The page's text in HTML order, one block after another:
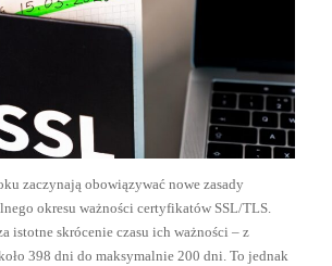
zaczynają obowiązywać nowe zasady
okresu ważności certyfikatów SSL/TLS.
istotne skrócenie czasu ich ważności – z
398 dni do maksymalnie 200 dni. To jednak